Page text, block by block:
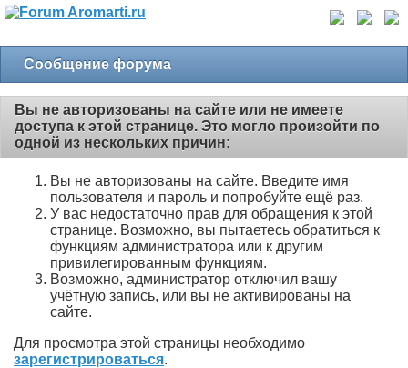
Сообщение форума
Вы не авторизованы на сайте или не имеете
доступа к этой странице. Это могло произойти по
одной из нескольких причин:
Вы не авторизованы на сайте. Введите имя
пользователя и пароль и попробуйте ещё раз.
У вас недостаточно прав для обращения к этой
странице. Возможно, вы пытаетесь обратиться к
функциям администратора или к другим
привилегированным функциям.
Возможно, администратор отключил вашу
учётную запись, или вы не активированы на
сайте.
Для просмотра этой страницы необходимо
зарегистрироваться.